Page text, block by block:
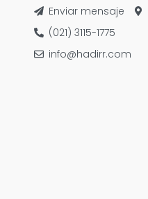
Enviar mensaje
(021) 3115-1775
info@hadirr.com